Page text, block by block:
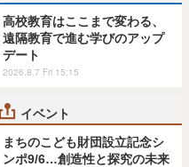
高校教育はここまで変わる、
遠隔教育で進む学びのアップ
デート
2026.8.7 Fri 15:15
イベント
まちのこども財団設立記念シ
ンポ9/6…創造性と探究の未来